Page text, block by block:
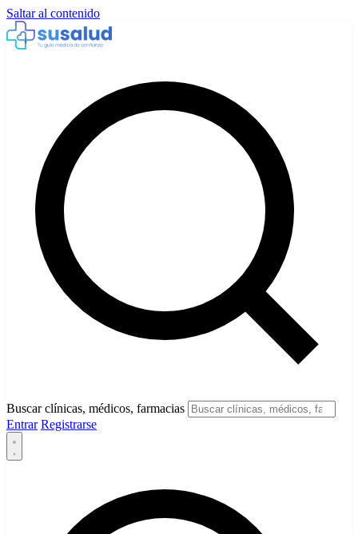
Saltar al contenido
Buscar clínicas, médicos, farmacias
Entrar Registrarse